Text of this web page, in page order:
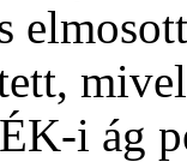
i ág